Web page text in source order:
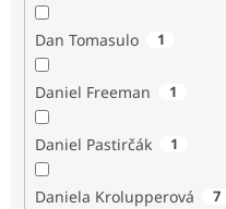
Dan Tomasulo 1
Daniel Freeman 1
Daniel Pastirčák 1
Daniela Krolupperová 7